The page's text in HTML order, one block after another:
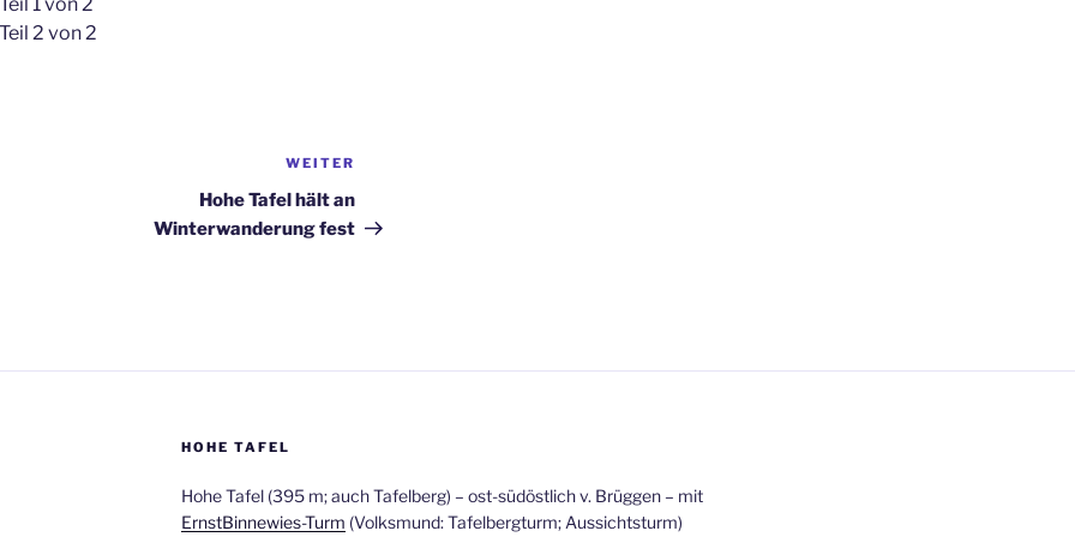
2 von 2
Beitrag
WEITER
Hohe Tafel hält an
Winterwanderung fest
HOHE TAFEL
Hohe Tafel (395 m; auch Tafelberg) – ost-südöstlich v. Brüggen – mit
ErnstBinnewies-Turm (Volksmund: Tafelbergturm; Aussichtsturm)